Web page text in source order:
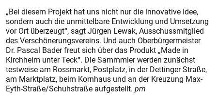
„Bei diesem Projekt hat uns nicht nur die innovative Idee,
sondern auch die unmittelbare Entwicklung und Umsetzung
vor Ort überzeugt“, sagt Jürgen Lewak, Ausschussmitglied
des Verschönerungsvereins. Und auch Oberbürgermeister
Dr. Pascal Bader freut sich über das Produkt „Made in
Kirchheim unter Teck“. Die Sammmler werden zunächst
testweise am Rossmarkt, Postplatz, in der Dettinger Straße,
am Marktplatz, beim Kornhaus und an der Kreuzung Max-
Eyth-Straße/Schuhstraße aufgestellt. pm